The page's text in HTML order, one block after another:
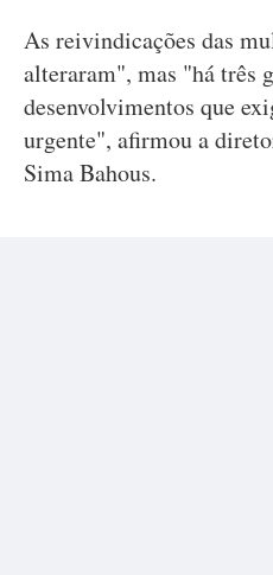
As reivindicações das
alteraram", mas "há três
desenvolvimentos que
urgente", afirmou a
Sima Bahous.